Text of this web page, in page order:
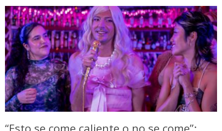
“Esto se come caliente o no se come”: